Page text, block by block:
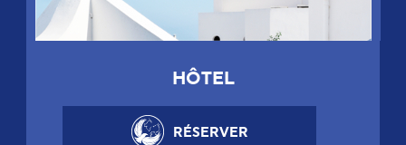
HÔTEL
RÉSERVER